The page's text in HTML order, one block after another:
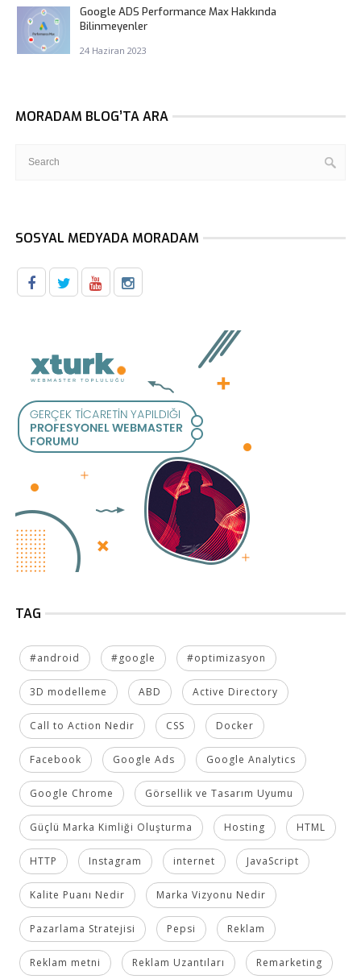
Google ADS Performance Max Hakkında
Bilinmeyenler
24 Haziran 2023
MORADAM BLOG’TA ARA
SOSYAL MEDYADA MORADAM
TAG
#android #google #optimizasyon
3D modelleme ABD Active Directory
Call to Action Nedir CSS Docker
Facebook Google Ads Google Analytics
Google Chrome Görsellik ve Tasarım Uyumu
Güçlü Marka Kimliği Oluşturma Hosting HTML
HTTP Instagram internet JavaScript
Kalite Puanı Nedir Marka Vizyonu Nedir
Pazarlama Stratejisi Pepsi Reklam
Reklam metni Reklam Uzantıları Remarketing